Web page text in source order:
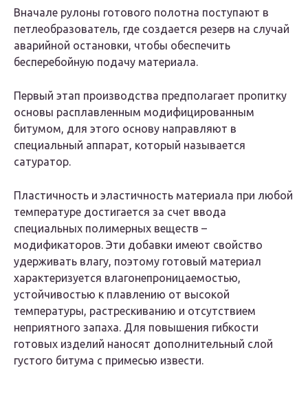
Вначале рулоны готового полотна поступают в
петлеобразователь, где создается резерв на случай
аварийной остановки, чтобы обеспечить
бесперебойную подачу материала.
Первый этап производства предполагает пропитку
основы расплавленным модифицированным
битумом, для этого основу направляют в
специальный аппарат, который называется
сатуратор.
Пластичность и эластичность материала при любой
температуре достигается за счет ввода
специальных полимерных веществ –
модификаторов. Эти добавки имеют свойство
удерживать влагу, поэтому готовый материал
характеризуется влагонепроницаемостью,
устойчивостью к плавлению от высокой
температуры, растрескиванию и отсутствием
неприятного запаха. Для повышения гибкости
готовых изделий наносят дополнительный слой
густого битума с примесью извести.